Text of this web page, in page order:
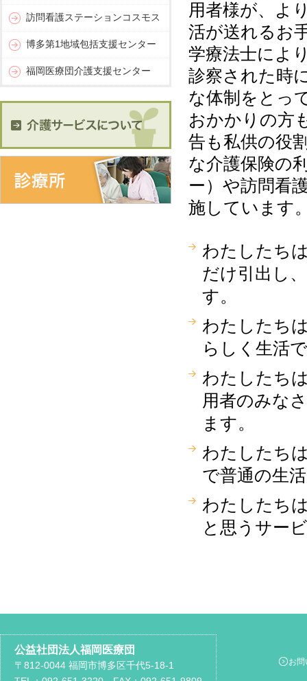
用者様が、よ
活が送れるお
学療法士によ
診察された時
な体制をとっ
おかかりの方
告も私供の役
な介護保険の
ー）や訪問看
施しています
わたしたち
だけ引出し
す。
わたしたち
らしく生活
わたしたち
用者のみな
ます。
わたしたち
で普通の生
わたしたち
と思うサー
訪問看護ステーションコスモス
博多第1地域包括支援センター
福岡医療団介護支援センター
公益社団法人福岡医療団
〒812-0044 福岡市博多区千代5-18-1
お